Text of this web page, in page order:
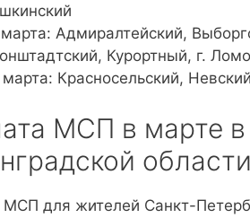
марта: Адмиралтейский,
Курортный, г.
марта: Красносельский,
МСП в марте в
области
для жителей Санкт-